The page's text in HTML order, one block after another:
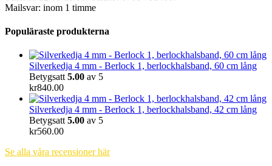
Mailsvar: inom 1 timme
Populäraste produkterna
Silverkedja 4 mm - Berlock 1, berlockhalsband, 60 cm lång
Betygsatt 5.00 av 5
kr840.00
Silverkedja 4 mm - Berlock 1, berlockhalsband, 42 cm lång
Betygsatt 5.00 av 5
kr560.00
Se alla våra recensioner här